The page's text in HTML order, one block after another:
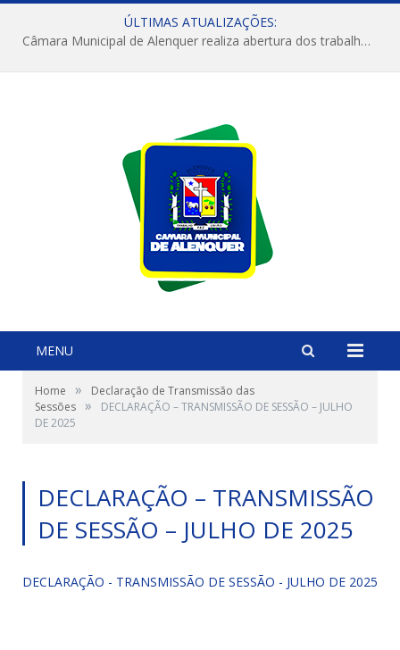
ÚLTIMAS ATUALIZAÇÕES:
Câmara Municipal de Alenquer realiza abertura dos trabalhos do 4º Período Legislativo
MENU
Home »
Declaração de Transmissão das
Sessões »
DECLARAÇÃO – TRANSMISSÃO DE SESSÃO – JULHO
DE 2025
DECLARAÇÃO – TRANSMISSÃO
DE SESSÃO – JULHO DE 2025
DECLARAÇÃO - TRANSMISSÃO DE SESSÃO - JULHO DE 2025